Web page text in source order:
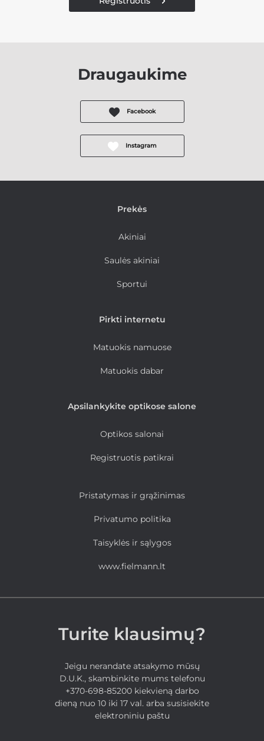
Draugaukime
Facebook
Instagram
Prekės
Akiniai
Saulės akiniai
Sportui
Pirkti internetu
Matuokis namuose
Matuokis dabar
Apsilankykite optikose salone
Optikos salonai
Registruotis patikrai
Pristatymas ir grąžinimas
Privatumo politika
Taisyklės ir sąlygos
www.fielmann.lt
Turite klausimų?
Jeigu nerandate atsakymo mūsų
D.U.K., skambinkite mums telefonu
+370-698-85200 kiekvieną darbo
dieną nuo 10 iki 17 val. arba susisiekite
elektroniniu paštu